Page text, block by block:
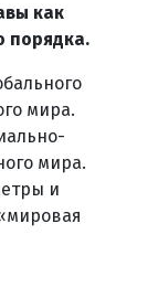
как
порядка.
мира.
мира.
и